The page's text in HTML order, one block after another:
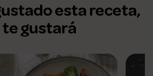
esta receta,
te gustará